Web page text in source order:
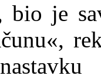
bio je